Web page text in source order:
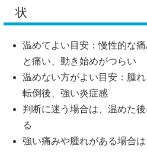
状
温めてよい目安：慢性的な
と痛い、動き始めがつらい
温めない方がよい目安：腫
転倒後、強い炎症感
判断に迷う場合は、温めた
る
強い痛みや腫れがある場合